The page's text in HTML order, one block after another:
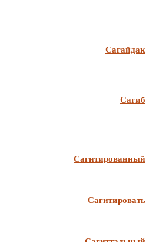
Сагайдак
Сагиб
Сагитированный
Сагитировать